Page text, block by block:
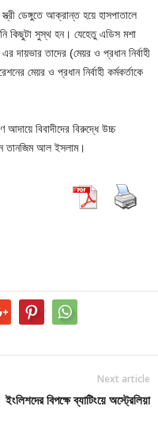
ডেঙ্গুতে আক্রান্ত হয়ে হাসপাতালে
কিছুটা সুস্থ হন। যেহেতু এডিস মশা
দায়ভার তাদের (মেয়র ও প্রধান নির্বাহী
মেয়র ও প্রধান নির্বাহী কর্মকর্তাকে
বিবাদীদের বিরুদ্ধে উচ্চ
তানজিম আল ইসলাম।
Next article
ইংলিশদের বিপক্ষে ব্যাটিংয়ে অস্ট্রেলিয়া